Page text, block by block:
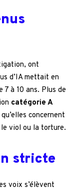
ont
d’IA mettait en
7 à 10 ans. Plus de
catégorie A
concernent
viol ou la torture.
stricte
voix s’élèvent